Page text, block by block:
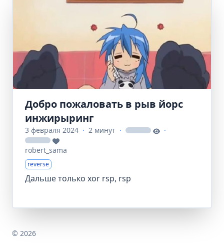
Добро пожаловать в рыв йорс
инжирыринг
3 февраля 2024 · 2 минут · loading
·
loading
robert_sama
reverse
Дальше только xor rsp, rsp
© 2026